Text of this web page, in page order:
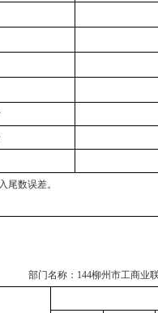
尾数误差。
部门名称： 144柳州市工商业